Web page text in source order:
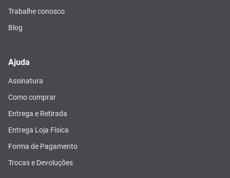
Trabalhe conosco
Blog
Ajuda
Assinatura
Como comprar
Entrega e Retirada
Entrega Loja Física
Forma de Pagamento
Trocas e Devoluções